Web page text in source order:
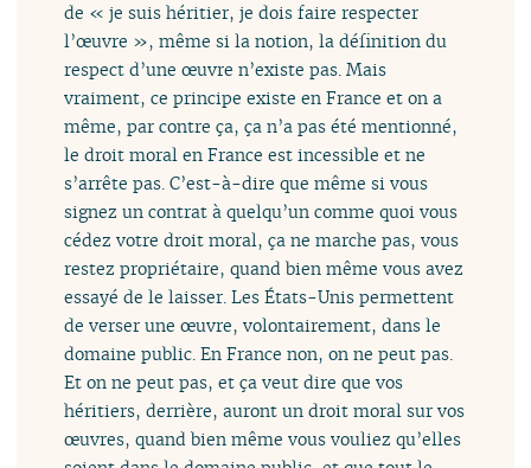
de « je suis héritier, je dois faire respecter
l’œuvre », même si la notion, la définition du
respect d’une œuvre n’existe pas. Mais
vraiment, ce principe existe en France et on a
même, par contre ça, ça n’a pas été mentionné,
le droit moral en France est incessible et ne
s’arrête pas. C’est-à-dire que même si vous
signez un contrat à quelqu’un comme quoi vous
cédez votre droit moral, ça ne marche pas, vous
restez propriétaire, quand bien même vous avez
essayé de le laisser. Les États-Unis permettent
de verser une œuvre, volontairement, dans le
domaine public. En France non, on ne peut pas.
Et on ne peut pas, et ça veut dire que vos
héritiers, derrière, auront un droit moral sur vos
œuvres, quand bien même vous vouliez qu’elles